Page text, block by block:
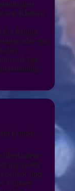
wie Klettern
der Kinder,
oder ein
bei
bei
planbar
überlaufene
mit vielen
beliebt sind
Erleben